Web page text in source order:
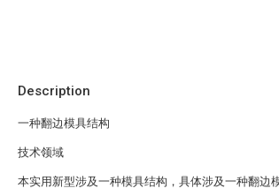
Description
一种翻边模具结构
技术领域
本实用新型涉及一种模具结构，具体涉及一种翻边